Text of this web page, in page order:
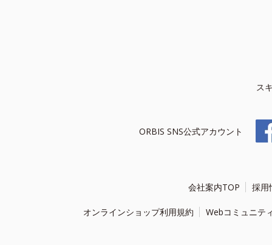
ス
ORBIS SNS公式アカウント
会社案内TOP 採用
オンラインショップ利用規約 Webコミュニテ